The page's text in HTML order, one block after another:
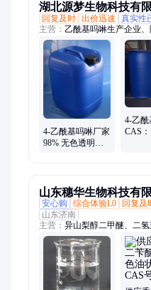
湖北源梦生物科技有
回复及时 出价迅速 真实性
主营： 乙酰基吗啉生产企业
4-乙酰基吗啉厂家
98% 无色透明液
4-乙
CAS
山东穗华生物科技有
安心购
综合体验L0 回复及
山东济南
主营： 异山梨醇二甲醚、二
丁基溴化铵、巯基乙酸乙醇
氢氧化铵、巯基乙酸铵、三
莫能菌素、二氢燕麦生物碱
BMI、福美钠、辛酰氧肟酸